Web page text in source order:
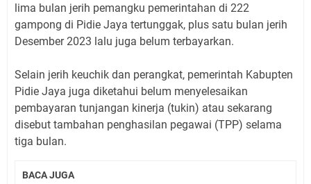
lima bulan jerih pemangku pemerintahan di 222
gampong di Pidie Jaya tertunggak, plus satu bulan jerih
Desember 2023 lalu juga belum terbayarkan.
Selain jerih keuchik dan perangkat, pemerintah Kabupten
Pidie Jaya juga diketahui belum menyelesaikan
pembayaran tunjangan kinerja (tukin) atau sekarang
disebut tambahan penghasilan pegawai (TPP) selama
tiga bulan.
BACA JUGA